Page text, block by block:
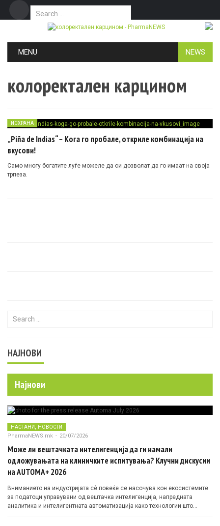
Search for:
MENU NEWS
колоректален карцином
ИСХРАНА
„Piña de Indias“ – Кога го пробале, откриле комбинација на
вкусови!
Само многу богатите луѓе можеле да си дозволат да го имаат на своја
трпеза.
Search for:
НАЈНОВИ
Најнови
НАСТАНИ НОВОСТИ
PharmaNEWS.mk - 20/07/2026
Може ли вештачката интелигенција да ги намали
одложувањата на клиничките испитувања? Клучни дискусии
на AUTOMA+ 2026
Вниманието на индустријата сè повеќе се насочува кон екосистемите
за податоци управувани од вештачка интелигенција, напредната
аналитика и интелигентната автоматизација како технологии што